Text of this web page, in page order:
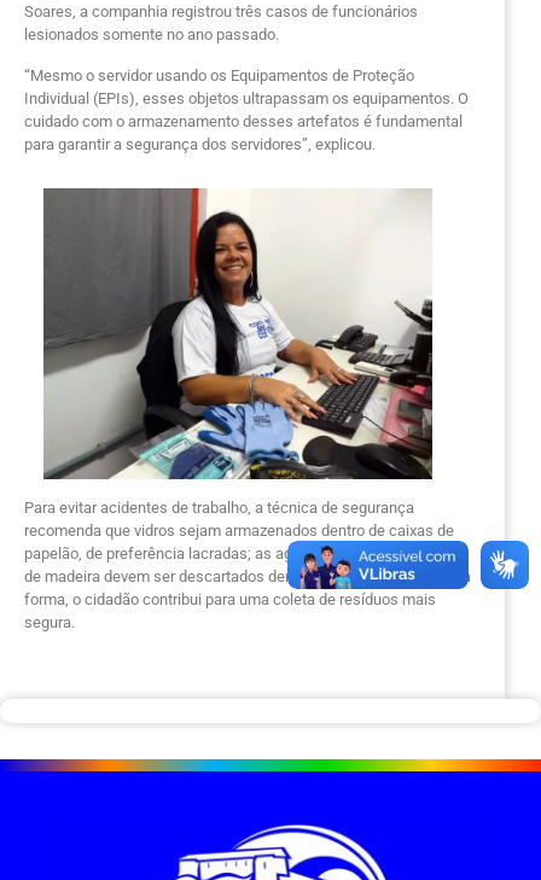
Soares, a companhia registrou três casos de funcionários
lesionados somente no ano passado.
“Mesmo o servidor usando os Equipamentos de Proteção
Individual (EPIs), esses objetos ultrapassam os equipamentos. O
cuidado com o armazenamento desses artefatos é fundamental
para garantir a segurança dos servidores”, explicou.
Para evitar acidentes de trabalho, a técnica de segurança
recomenda que vidros sejam armazenados dentro de caixas de
papelão, de preferência lacradas; as agulhas, seringas e espetos
de madeira devem ser descartados dentro de garrafas pet. Dessa
forma, o cidadão contribui para uma coleta de resíduos mais
segura.